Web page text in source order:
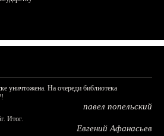
уничтожена. На очереди библиотека
павел попельский
Итог.
Евгений Афанасьев